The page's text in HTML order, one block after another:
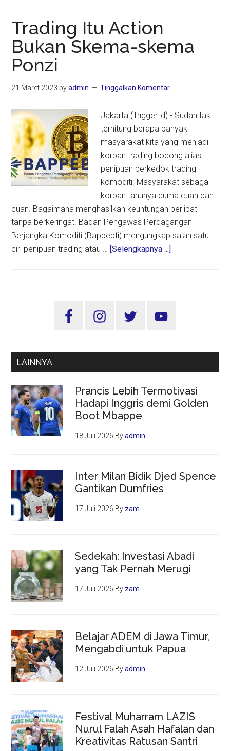
Trading Itu Action
Bukan Skema-skema
Ponzi
21 Maret 2023 byadmin Tinggalkan Komentar
Jakarta (Trigger.id) - Sudah tak
terhitung berapa banyak
masyarakat kita yang menjadi
korban trading bodong alias
penipuan berkedok trading
komoditi. Masyarakat sebagai
korban tahunya cuma cuan dan
cuan. Bagaimana menghasilkan keuntungan berlipat
tanpa berkeringat. Badan Pengawas Perdagangan
Berjangka Komoditi (Bappebti) mengungkap salah satu
ciri penipuan trading atau … [Selengkapnya ...]
Sidebar
LAINNYA
Prancis Lebih Termotivasi
Hadapi Inggris demi Golden
Boot Mbappe
18 Juli 2026 Byadmin
Inter Milan Bidik Djed Spence
Gantikan Dumfries
17 Juli 2026 By zam
Sedekah: Investasi Abadi
yang Tak Pernah Merugi
17 Juli 2026 By zam
Belajar ADEM di Jawa Timur,
Mengabdi untuk Papua
12 Juli 2026 Byadmin
Festival Muharram LAZIS
Nurul Falah Asah Hafalan dan
Kreativitas Ratusan Santri